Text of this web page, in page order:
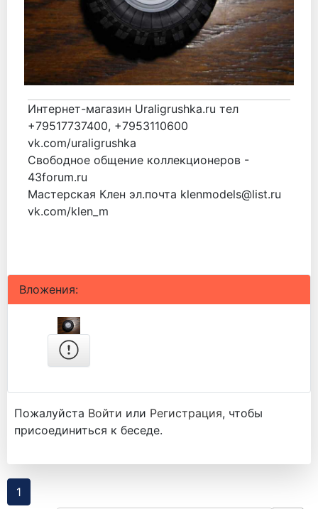
Интернет-магазин Uraligrushka.ru тел
+79517737400, +7953110600
vk.com/uraligrushka
Свободное общение коллекционеров -
43forum.ru
Мастерская Клен эл.почта klenmodels@list.ru
vk.com/klen_m
Вложения:
Пожалуйста Войти или Регистрация, чтобы
присоединиться к беседе.
1